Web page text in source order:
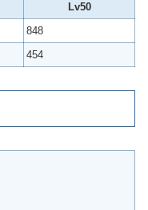
Lv50
848
454